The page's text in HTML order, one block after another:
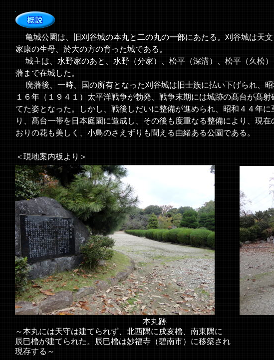
本丸跡
～本丸には天守は建てられず、北西隅に戌亥櫓、南東隅に
辰巳櫓が建てられた。辰巳櫓は妙福寺（碧南市）に移築され
現存する～
亀城公園は、旧刈谷城の本丸と二の丸の一部にあたる。刈谷城は天
家康の生母、於大の方の育った城である。
城主は、水野家のあと、水野（分家）、松平（深溝）、松平（久松
藩まで在城した。
廃藩後、一時、国の所有となった刈谷城は旧士族に払い下げられ、
１６年（１９４１）太平洋戦争が勃発、戦争末期には城跡の髙台が髙
てた姿となった。しかし、戦後しだいに整備が進められ、昭和４４年
り、髙台一帯を日本庭園に造成し、その後も度重なる整備により、現
おりの花も美しく、小鳥のさえずりも聞える由緒ある公園である。
＜現地案内板より＞